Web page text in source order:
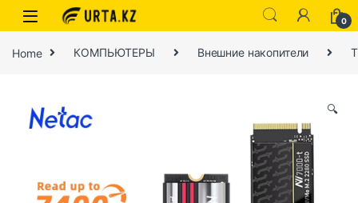
0
Home КОМПЬЮТЕРЫ Внешние накопители
🔍